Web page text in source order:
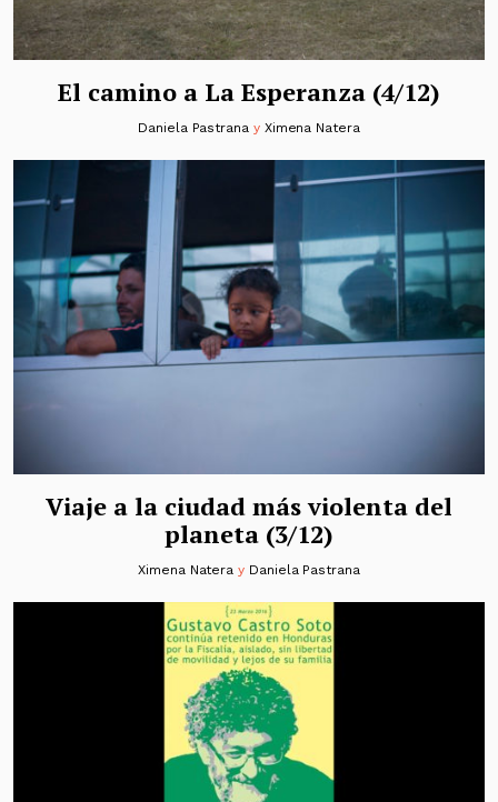
El camino a La Esperanza (4/12)
Daniela Pastranay Ximena Natera
Viaje a la ciudad más violenta del
planeta (3/12)
Ximena Natera y Daniela Pastrana